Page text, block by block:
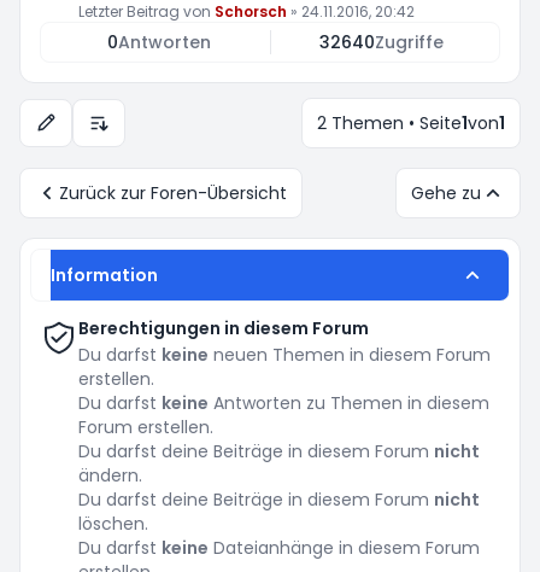
Letzter Beitrag von Schorsch » 24.11.2016, 20:42
0Antworten 32640Zugriffe
Anzeige- und Sortierungs-Einstellungen
2 Themen • Seite1von1
Zurück zur Foren-Übersicht Gehe zu
Information
Berechtigungen in diesem Forum
Du darfst keine neuen Themen in diesem Forum
erstellen.
Du darfst keine Antworten zu Themen in diesem
Forum erstellen.
Du darfst deine Beiträge in diesem Forum nicht
ändern.
Du darfst deine Beiträge in diesem Forum nicht
löschen.
Du darfst keine Dateianhänge in diesem Forum